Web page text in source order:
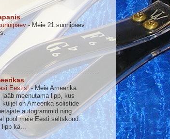
-Meie 21.sünnipäev
Eestis!-Meie Ameerika
jääb meenutama lipp, kus
küljel on Ameerika solistide
autogrammid ning
pool meie Eesti seltskond.
lipp kä...